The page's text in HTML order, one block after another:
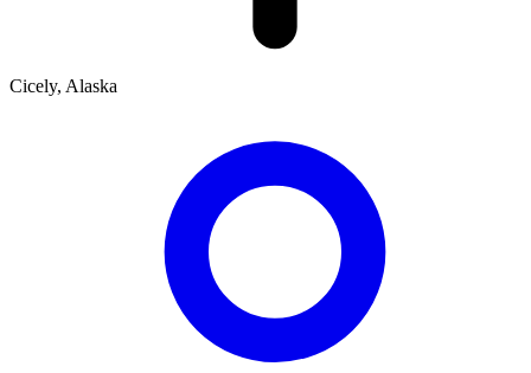
Cicely, Alaska